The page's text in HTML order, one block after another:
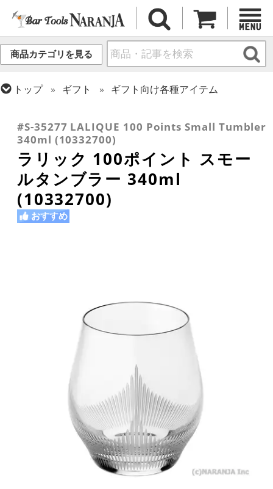
商品カテゴリを見る
トップ ギフト
ギフト向け各種アイテム
ロックグラス
#S-35277 LALIQUE 100 Points Small Tumbler
340ml (10332700)
ラリック 100ポイント スモー
ルタンブラー 340ml
(10332700)
おすすめ